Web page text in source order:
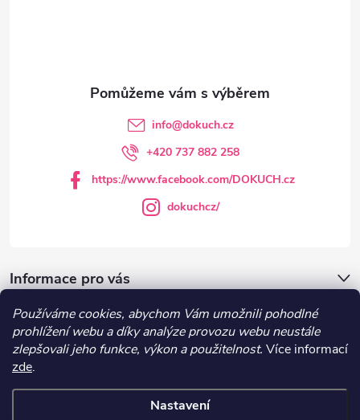
Používáme cookies, abychom Vám umožnili pohodlné
prohlížení webu a díky analýze provozu webu neustále
zlepšovali jeho funkce, výkon a použitelnost. Více informací
zde.
Nastavení
v
ý
p
i
Informace pro vás
DOKUCH.cz
info@dokuch.cz
+420 737 882 258
https://www.facebook.com/DOKUCH.cz
dokuchcz/
Recepty